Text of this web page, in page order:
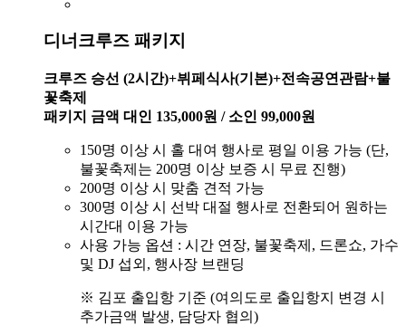
디너크루즈 패키지
크루즈 승선 (2시간)+뷔페식사(기본)+전속공연관람+불
꽃축제
패키지 금액 대인 135,000원 / 소인 99,000원
150명 이상 시 홀 대여 행사로 평일 이용 가능 (단,
불꽃축제는 200명 이상 보증 시 무료 진행)
200명 이상 시 맞춤 견적 가능
300명 이상 시 선박 대절 행사로 전환되어 원하는
시간대 이용 가능
사용 가능 옵션 : 시간 연장, 불꽃축제, 드론쇼, 가수
및 DJ 섭외, 행사장 브랜딩
※ 김포 출입항 기준 (여의도로 출입항지 변경 시
추가금액 발생, 담당자 협의)